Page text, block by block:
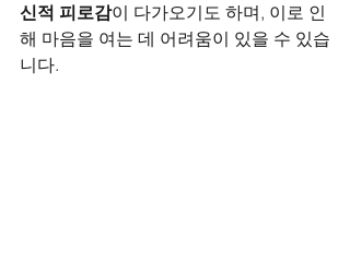
신적 피로감이 다가오기도 하며, 이로 인
해 마음을 여는 데 어려움이 있을 수 있습
니다.